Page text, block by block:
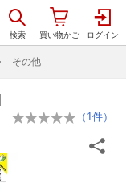
その他
（ 1件）